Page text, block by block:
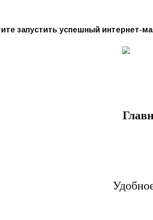
запустить успешный интернет-